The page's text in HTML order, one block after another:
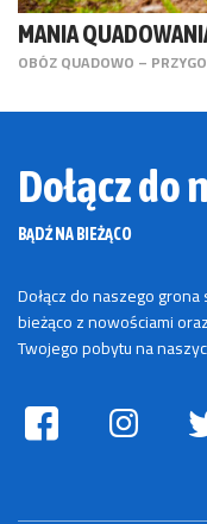
MANIA
OBÓZ QUADOWO –
Dołącz do
BĄDŹ NA BIEŻĄCO
Dołącz do naszego
bieżąco z nowościami
Twojego pobytu na